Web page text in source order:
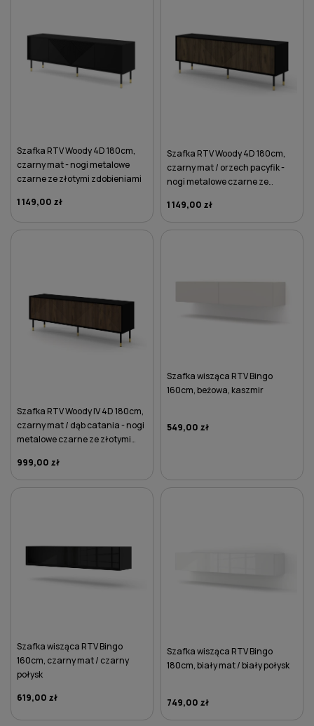
Szafka RTV Woody 4D 180cm,
czarny mat - nogi metalowe
czarne ze złotymi zdobieniami
1 149,00 zł
Szafka RTV Woody 4D 180cm,
czarny mat / orzech pacyfik -
nogi metalowe czarne ze
1 149,00 zł
Szafka RTV Woody IV 4D 180cm,
czarny mat / dąb catania - nogi
metalowe czarne ze złotymi
999,00 zł
Szafka wisząca RTV Bingo
160cm, beżowa, kaszmir
549,00 zł
Szafka wisząca RTV Bingo
160cm, czarny mat / czarny
połysk
619,00 zł
Szafka wisząca RTV Bingo
180cm, biały mat / biały połysk
749,00 zł